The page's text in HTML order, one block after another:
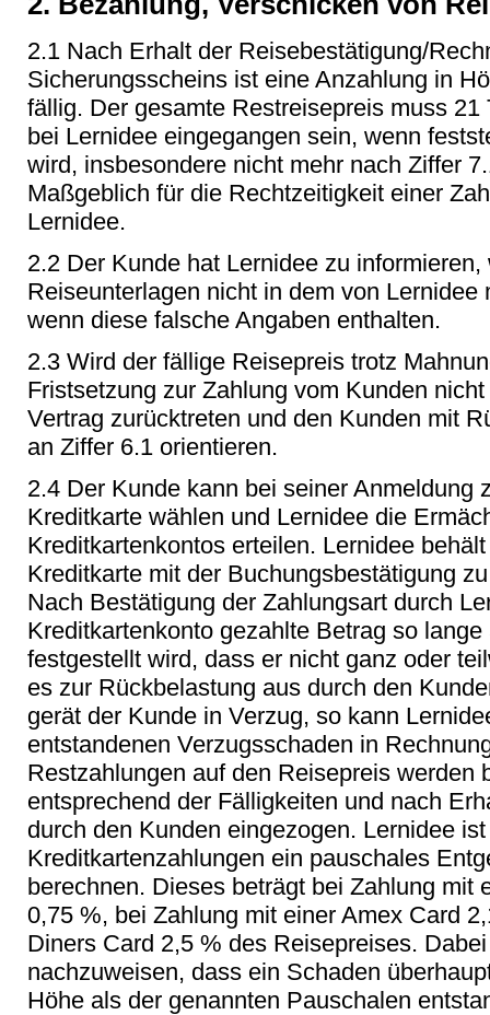
2.1 Nach Erhalt der Reisebestätigung/
Sicherungsscheins ist eine Anzahlung in
fällig. Der gesamte Restreisepreis muss
bei Lernidee eingegangen sein, wenn
wird, insbesondere nicht mehr nach Ziffer
Maßgeblich für die Rechtzeitigkeit einer
Lernidee.
2.2 Der Kunde hat Lernidee zu
Reiseunterlagen nicht in dem von
wenn diese falsche Angaben enthalten.
2.3 Wird der fällige Reisepreis trotz
Fristsetzung zur Zahlung vom Kunden
Vertrag zurücktreten und den Kunden mit
an Ziffer 6.1 orientieren.
2.4 Der Kunde kann bei seiner Anmeldung
Kreditkarte wählen und Lernidee die
Kreditkartenkontos erteilen. Lernidee
Kreditkarte mit der Buchungsbestätigung
Nach Bestätigung der Zahlungsart durch
Kreditkartenkonto gezahlte Betrag so
festgestellt wird, dass er nicht ganz oder
es zur Rückbelastung aus durch den
gerät der Kunde in Verzug, so kann
entstandenen Verzugsschaden in
Restzahlungen auf den Reisepreis werden
entsprechend der Fälligkeiten und nach
durch den Kunden eingezogen. Lernidee
Kreditkartenzahlungen ein pauschales
berechnen. Dieses beträgt bei Zahlung mit
0,75 %, bei Zahlung mit einer Amex Card
Diners Card 2,5 % des Reisepreises.
nachzuweisen, dass ein Schaden
Höhe als der genannten Pauschalen